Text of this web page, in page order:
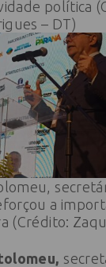
política
– DT)
a
(Crédito: